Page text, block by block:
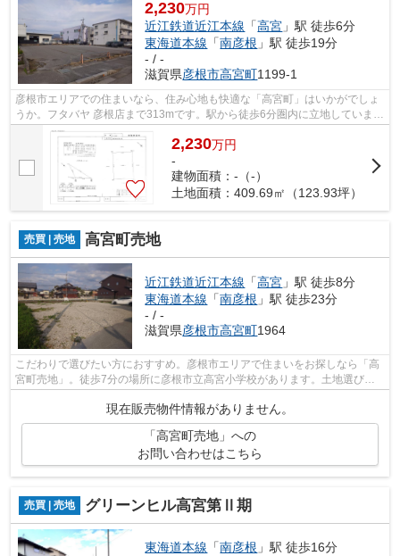
2,230万円
近江鉄道近江本線 「高宮 」駅 徒歩6分
東海道本線 「南彦根 」駅 徒歩19分
- / -
滋賀県彦根市高宮町1199-1
彦根市エリアでの住まいなら、住み心地も快適な「高宮町」はいかがでしょ
うか。フタバヤ 彦根店まで313mです。駅から徒歩6分圏内に立地していま
す。株式会社 橋本不動産がオススメする...
2,230万円
-
建物面積：-（-）
土地面積：409.69㎡（123.93坪）
売買 | 売地 高宮町売地
近江鉄道近江本線 「高宮 」駅 徒歩8分
東海道本線 「南彦根 」駅 徒歩23分
- / -
滋賀県彦根市高宮町1964
こだわりで選びたい方におすすめ。彦根市エリアで住まいをお探しなら「高
宮町売地」。徒歩7分の場所に彦根市立高宮小学校があります。土地選びを
現在販売物件情報がありません。
「高宮町売地」への
お問い合わせはこちら
売買 | 売地 グリーンヒル高宮第Ⅱ期
東海道本線 「南彦根 」駅 徒歩16分